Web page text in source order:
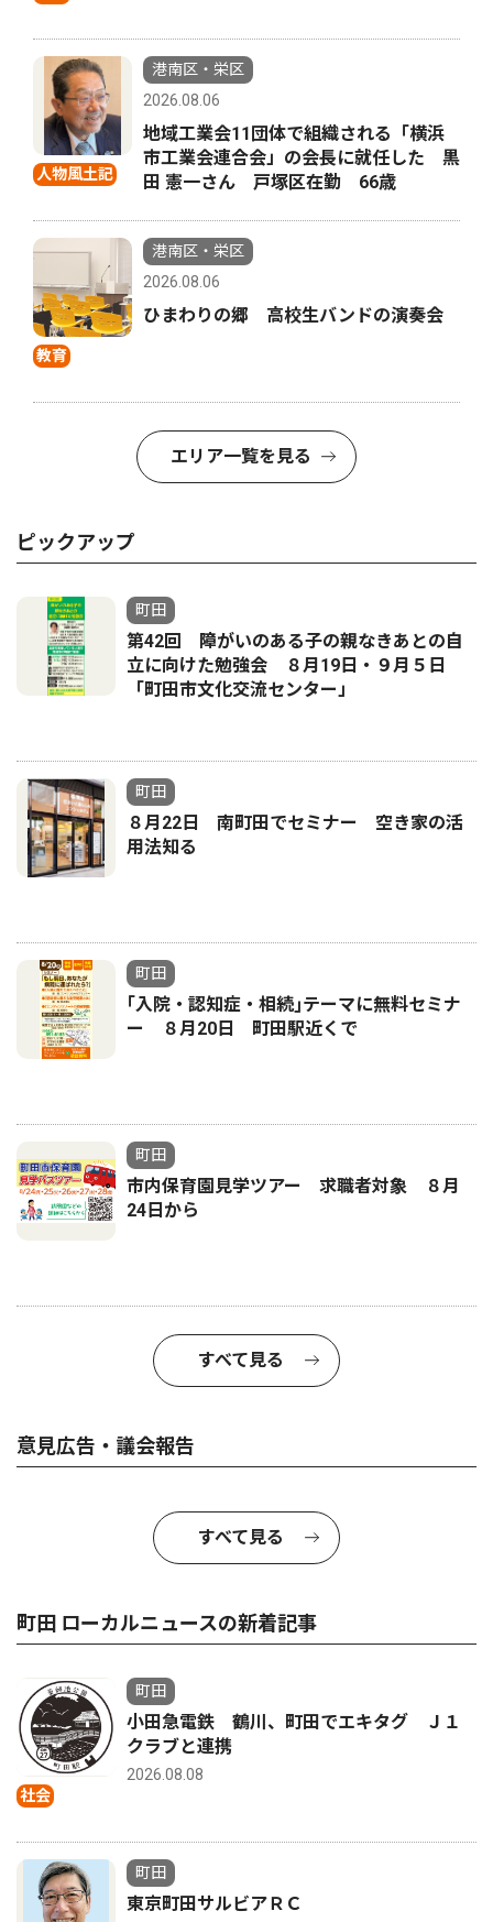
人物風土記
港南区・栄区
2026.08.06
地域工業会11団体で組織される「横浜
市工業会連合会」の会長に就任した 黒
田 憲一さん 戸塚区在勤 66歳
教育
港南区・栄区
2026.08.06
ひまわりの郷 高校生バンドの演奏会
エリア一覧を見る
ピックアップ
町田
第42回 障がいのある子の親なきあとの自
立に向けた勉強会 ８月19日・９月５日
「町田市文化交流センター」
町田
８月22日 南町田でセミナー 空き家の活
用法知る
町田
｢入院・認知症・相続｣テーマに無料セミナ
ー ８月20日 町田駅近くで
町田
市内保育園見学ツアー 求職者対象 ８月
24日から
すべて見る
意見広告・議会報告
すべて見る
町田 ローカルニュースの新着記事
社会
町田
小田急電鉄 鶴川、町田でエキタグ Ｊ１
クラブと連携
2026.08.08
町田
東京町田サルビアＲＣ